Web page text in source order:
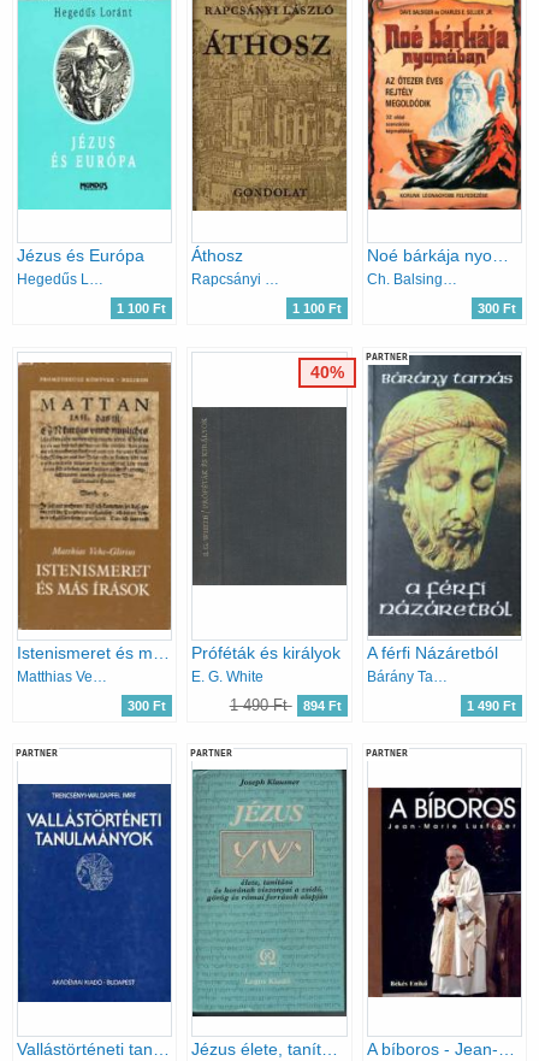
Jézus és Európa
Hegedűs Lóránt
1 100 Ft
Áthosz
Rapcsányi László
1 100 Ft
Noé bárkája nyomában
Ch. Balsinger. D.-Sellier
300 Ft
300 Ft
Próféták és királyok
E. G. White
1 490 Ft 894 Ft
40%
PARTNER
A férfi Názáretból
1 490 Ft
PARTNER
Vallástörténeti tanulmányok
PARTNER
Jézus élete, tanítása és korának viszonyai a zsidó, görög és római források alapján
PARTNER
A bíboros - Jean-Marie Lustiger